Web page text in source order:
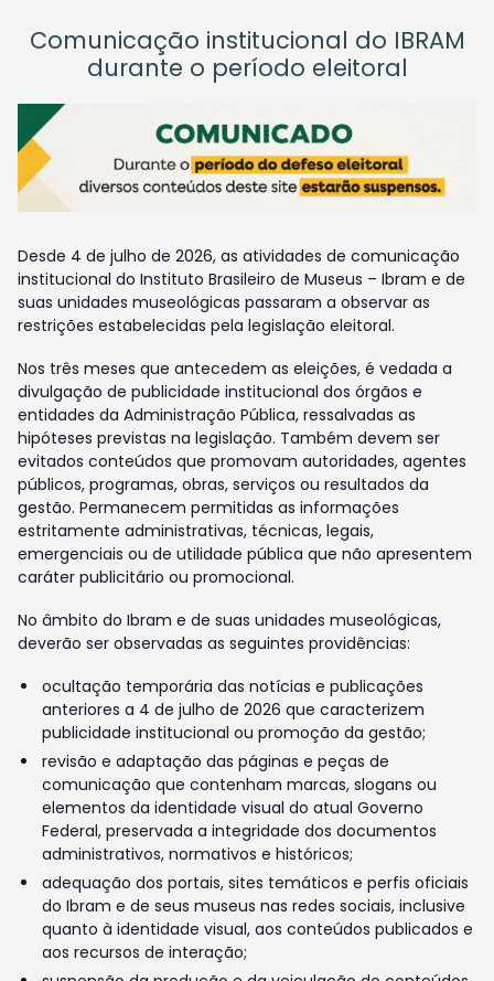
Comunicação institucional do IBRAM
durante o período eleitoral
Desde 4 de julho de 2026, as atividades de comunicação
institucional do Instituto Brasileiro de Museus – Ibram e de
suas unidades museológicas passaram a observar as
restrições estabelecidas pela legislação eleitoral.
Nos três meses que antecedem as eleições, é vedada a
divulgação de publicidade institucional dos órgãos e
entidades da Administração Pública, ressalvadas as
hipóteses previstas na legislação. Também devem ser
evitados conteúdos que promovam autoridades, agentes
públicos, programas, obras, serviços ou resultados da
gestão. Permanecem permitidas as informações
estritamente administrativas, técnicas, legais,
emergenciais ou de utilidade pública que não apresentem
caráter publicitário ou promocional.
No âmbito do Ibram e de suas unidades museológicas,
deverão ser observadas as seguintes providências:
ocultação temporária das notícias e publicações
anteriores a 4 de julho de 2026 que caracterizem
publicidade institucional ou promoção da gestão;
revisão e adaptação das páginas e peças de
comunicação que contenham marcas, slogans ou
elementos da identidade visual do atual Governo
Federal, preservada a integridade dos documentos
administrativos, normativos e históricos;
adequação dos portais, sites temáticos e perfis oficiais
do Ibram e de seus museus nas redes sociais, inclusive
quanto à identidade visual, aos conteúdos publicados e
aos recursos de interação;